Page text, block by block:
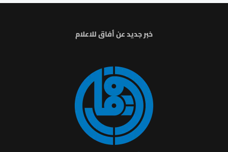
خبر جديد عن أفاق للاعلام